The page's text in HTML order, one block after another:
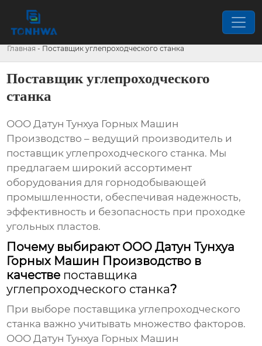
Главная - Поставщик углепроходческого станка
Поставщик углепроходческого
станка
ООО Датун Тунхуа Горных Машин
Производство – ведущий производитель и
поставщик углепроходческого станка. Мы
предлагаем широкий ассортимент
оборудования для горнодобывающей
промышленности, обеспечивая надежность,
эффективность и безопасность при проходке
угольных пластов.
Почему выбирают ООО Датун Тунхуа
Горных Машин Производство в
качестве поставщика
углепроходческого станка?
При выборе поставщика углепроходческого
станка важно учитывать множество факторов.
ООО Датун Тунхуа Горных Машин